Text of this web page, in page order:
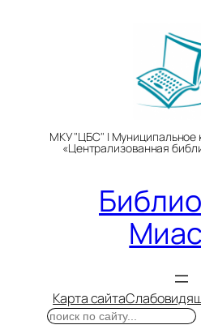
МКУ "ЦБС" | Муниципальное
«Централизованная
Карта сайта
Поиск